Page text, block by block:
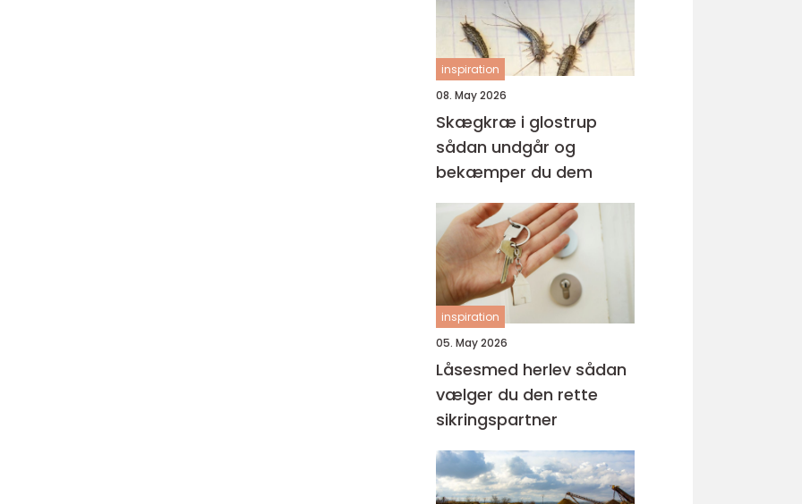
inspiration
08. May 2026
Skægkræ i glostrup
sådan undgår og
bekæmper du dem
inspiration
05. May 2026
Låsesmed herlev sådan
vælger du den rette
sikringspartner